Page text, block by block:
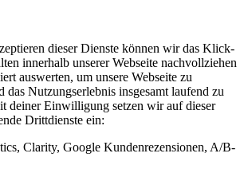
dieser Dienste können wir das Klick-
innerhalb unserer Webseite nachvollziehen
auswerten, um unsere Webseite zu
das Nutzungserlebnis insgesamt laufend zu
deiner Einwilligung setzen wir auf dieser
Drittdienste ein:
Clarity, Google Kundenrezensionen, A/B-